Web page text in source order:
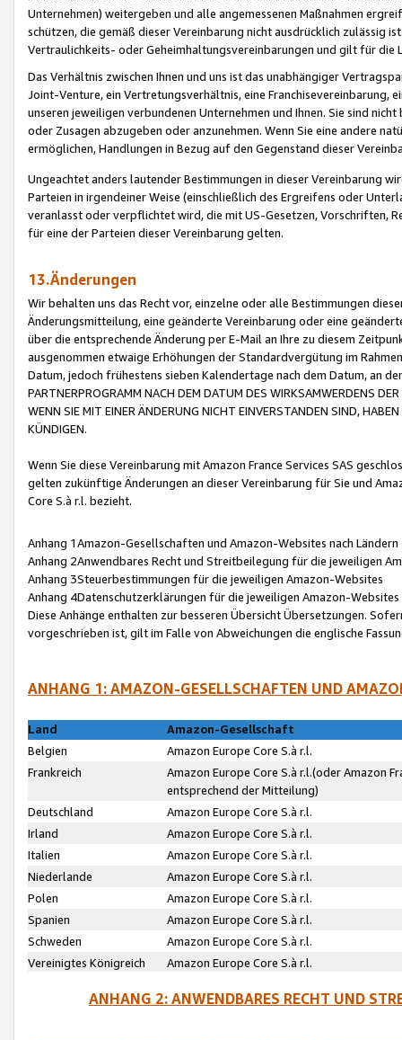
Unternehmen) weitergeben und alle angemessenen Maßnahmen
schützen, die gemäß dieser Vereinbarung nicht ausdrücklich zulässig
Vertraulichkeits- oder Geheimhaltungsvereinbarungen und gilt für die
Das Verhältnis zwischen Ihnen und uns ist das unabhängiger
Joint-Venture, ein Vertretungsverhältnis, eine Franchisevereinbarung,
unseren jeweiligen verbundenen Unternehmen und Ihnen. Sie sind
oder Zusagen abzugeben oder anzunehmen. Wenn Sie eine andere
ermöglichen, Handlungen in Bezug auf den Gegenstand dieser
Ungeachtet anders lautender Bestimmungen in dieser Vereinbarung
Parteien in irgendeiner Weise (einschließlich des Ergreifens oder
veranlasst oder verpflichtet wird, die mit US-Gesetzen, Vorschriften,
für eine der Parteien dieser Vereinbarung gelten.
13.Änderungen
Wir behalten uns das Recht vor, einzelne oder alle Bestimmungen
Änderungsmitteilung, eine geänderte Vereinbarung oder eine
über die entsprechende Änderung per E-Mail an Ihre zu diesem
ausgenommen etwaige Erhöhungen der Standardvergütung im
Datum, jedoch frühestens sieben Kalendertage nach dem Datum, an
PARTNERPROGRAMM NACH DEM DATUM DES WIRKSAMWERDENS
WENN SIE MIT EINER ÄNDERUNG NICHT EINVERSTANDEN SIND,
KÜNDIGEN.
Wenn Sie diese Vereinbarung mit Amazon France Services SAS
gelten zukünftige Änderungen an dieser Vereinbarung für Sie und
Core S.à r.l. bezieht.
Anhang 1Amazon-Gesellschaften und Amazon-Websites nach Ländern
Anhang 2Anwendbares Recht und Streitbeilegung für die jeweiligen
Anhang 3Steuerbestimmungen für die jeweiligen Amazon-Websites
Anhang 4Datenschutzerklärungen für die jeweiligen Amazon-Websites
Diese Anhänge enthalten zur besseren Übersicht Übersetzungen.
vorgeschrieben ist, gilt im Falle von Abweichungen die englische
ANHANG 1: AMAZON-GESELLSCHAFTEN UND
Land
Amazon-Gesellschaft
Belgien
Amazon Europe Core S.à r.l.
Frankreich
Amazon Europe Core S.à r.l.(oder Amazon
entsprechend der Mitteilung)
Deutschland
Amazon Europe Core S.à r.l.
Irland
Amazon Europe Core S.à r.l.
Italien
Amazon Europe Core S.à r.l.
Niederlande
Amazon Europe Core S.à r.l.
Polen
Amazon Europe Core S.à r.l.
Spanien
Amazon Europe Core S.à r.l.
Schweden
Amazon Europe Core S.à r.l.
Vereinigtes Königreich
Amazon Europe Core S.à r.l.
ANHANG 2: ANWENDBARES RECHT UND